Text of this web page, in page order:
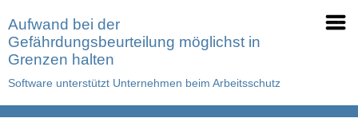
Aufwand bei der
Gefährdungsbeurteilung möglichst in
Grenzen halten
Software unterstützt Unternehmen beim Arbeitsschutz